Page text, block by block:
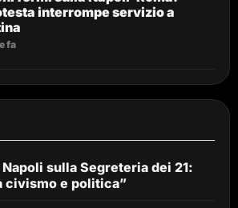
interrompe servizio a
fa
sulla Segreteria dei 21:
e politica”